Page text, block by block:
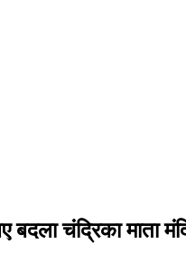
बदला चंद्रिका माता